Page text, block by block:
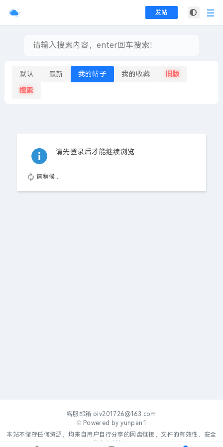
发帖
默认 最新 我的帖子 我的收藏 旧版
搜索
请先登录后才能继续浏览
请稍候...
客服邮箱 oiv201726@163.com
© Powered byyunpan1
本站不储存任何资源，均来自用户自行分享的网盘链接，文件的有效性、安全